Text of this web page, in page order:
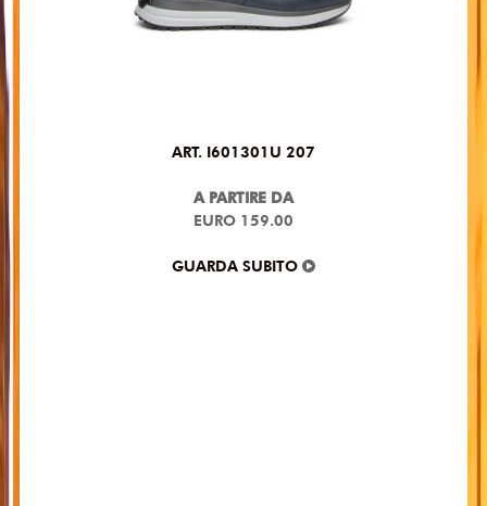
ART. I601301U 207
A PARTIRE DA
EURO 159.00
GUARDA SUBITO